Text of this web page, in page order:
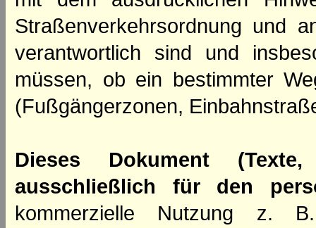
Straßenverkehrsordnung und
verantwortlich sind und
müssen, ob ein bestimmter
(Fußgängerzonen,
Dieses Dokument
ausschließlich für den
kommerzielle Nutzung z.